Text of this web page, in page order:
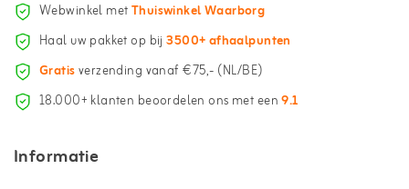
Webwinkel metThuiswinkel Waarborg
Haal uw pakket op bij3500+ afhaalpunten
Gratisverzending vanaf €75,- (NL/BE)
18.000+ klanten beoordelen ons met een9.1
Informatie